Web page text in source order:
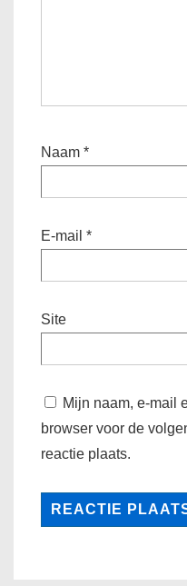
Naam *
E-mail *
Site
Mijn naam, e-mail
browser voor de
reactie plaats.